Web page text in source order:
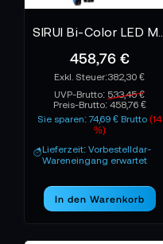
458,76 €
382,30 €
UVP-Brutto: 533,45 €
Preis-Brutto: 458,76 €
Sie sparen: 74,69 € Brutto(14
%)
Lieferzeit: Vorbestelldar-
Wareneingang erwartet
In den Warenkorb